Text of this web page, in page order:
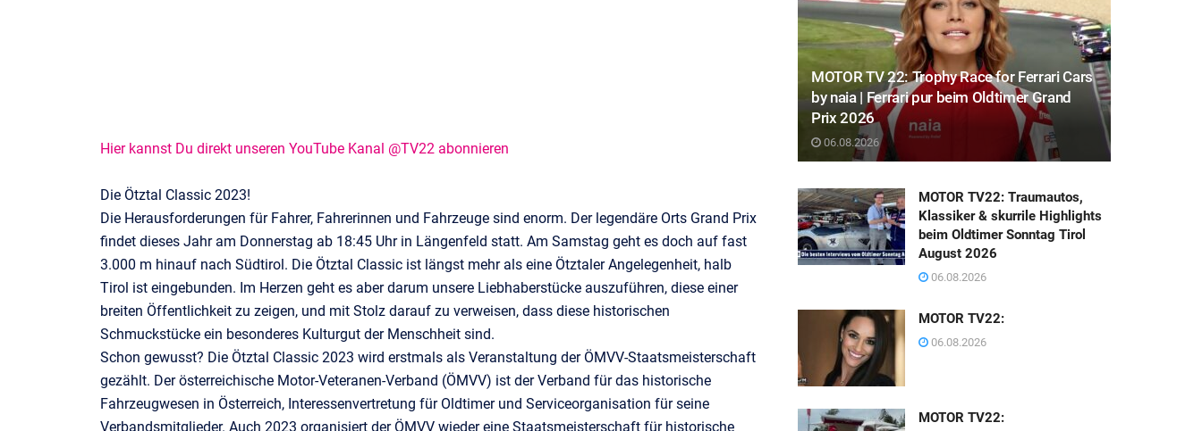
Hier kannst Du direkt unseren YouTube Kanal @TV22 abonnieren
Die Ötztal Classic 2023!
Die Herausforderungen für Fahrer, Fahrerinnen und Fahrzeuge sind enorm. Der legendäre Orts Grand Prix
findet dieses Jahr am Donnerstag ab 18:45 Uhr in Längenfeld statt. Am Samstag geht es doch auf fast
3.000 m hinauf nach Südtirol. Die Ötztal Classic ist längst mehr als eine Ötztaler Angelegenheit, halb
Tirol ist eingebunden. Im Herzen geht es aber darum unsere Liebhaberstücke auszuführen, diese einer
breiten Öffentlichkeit zu zeigen, und mit Stolz darauf zu verweisen, dass diese historischen
Schmuckstücke ein besonderes Kulturgut der Menschheit sind.
Schon gewusst? Die Ötztal Classic 2023 wird erstmals als Veranstaltung der ÖMVV-Staatsmeisterschaft
gezählt. Der österreichische Motor-Veteranen-Verband (ÖMVV) ist der Verband für das historische
Fahrzeugwesen in Österreich, Interessenvertretung für Oldtimer und Serviceorganisation für seine
Verbandsmitglieder. Auch 2023 organisiert der ÖMVV wieder eine Staatsmeisterschaft für historische
MOTOR TV 22: Trophy Race for Ferrari Cars
by naia | Ferrari pur beim Oldtimer Grand
Prix 2026
06.08.2026
MOTOR TV22: Traumautos,
Klassiker & skurrile Highlights
beim Oldtimer Sonntag Tirol
August 2026
06.08.2026
MOTOR TV22:
06.08.2026
MOTOR TV22: